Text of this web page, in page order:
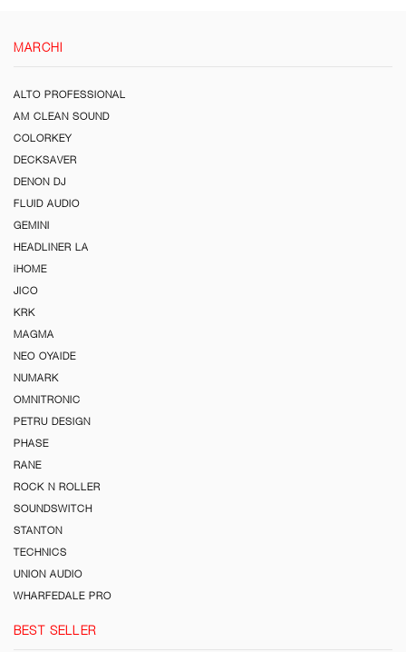
MARCHI
ALTO PROFESSIONAL
AM CLEAN SOUND
COLORKEY
DECKSAVER
DENON DJ
FLUID AUDIO
GEMINI
HEADLINER LA
iHOME
JICO
KRK
MAGMA
NEO OYAIDE
NUMARK
OMNITRONIC
PETRU DESIGN
PHASE
RANE
ROCK N ROLLER
SOUNDSWITCH
STANTON
TECHNICS
UNION AUDIO
WHARFEDALE PRO
BEST SELLER